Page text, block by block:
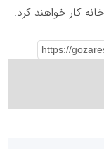
کار خواهند کرد.